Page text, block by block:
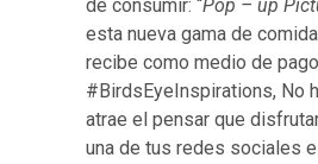
de consumir: “Pop – up
esta nueva gama de
recibe como medio de
#BirdsEyeInspirations, No
atrae el pensar que
una de tus redes sociales